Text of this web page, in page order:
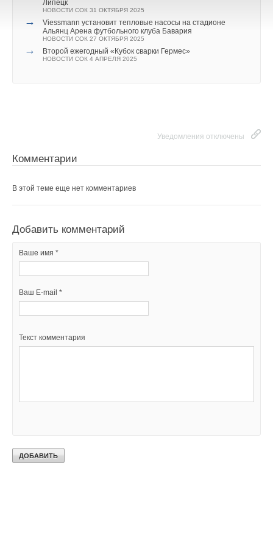
Липецк
НОВОСТИ СОК 31 ОКТЯБРЯ 2025
→
Viessmann установит тепловые насосы на стадионе
Альянц Арена футбольного клуба Бавария
НОВОСТИ СОК 27 ОКТЯБРЯ 2025
→ Второй ежегодный «Кубок сварки Гермес»
НОВОСТИ СОК 4 АПРЕЛЯ 2025
Уведомления отключены
Комментарии
В этой теме еще нет комментариев
Добавить комментарий
Ваше имя *
Ваш E-mail *
Текст комментария